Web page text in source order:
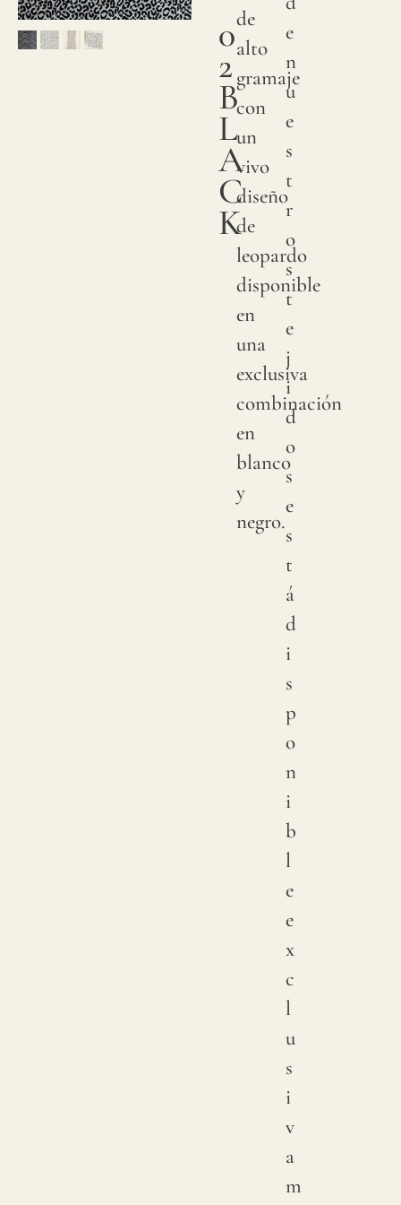
0
2
B
L
A
C
K
de
alto
gramaje
con
un
vivo
diseño
de
leopardo
disponible
en
una
exclusiva
combinación
en
blanco
y
negro.
e
n
u
e
s
t
r
o
s
t
e
j
i
d
o
s
e
s
t
á
d
i
s
p
o
n
i
b
l
e
e
x
c
l
u
s
i
v
a
m